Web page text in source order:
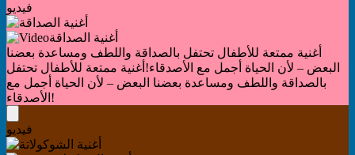
فيديو
أغنية الصداقة
أغنية ممتعة للأطفال تحتفل بالصداقة واللطف ومساعدة بعضنا
البعض – لأن الحياة أجمل مع الأصدقاء! أغنية ممتعة للأطفال تحتفل
بالصداقة واللطف ومساعدة بعضنا البعض – لأن الحياة أجمل مع
الأصدقاء!
فيديو